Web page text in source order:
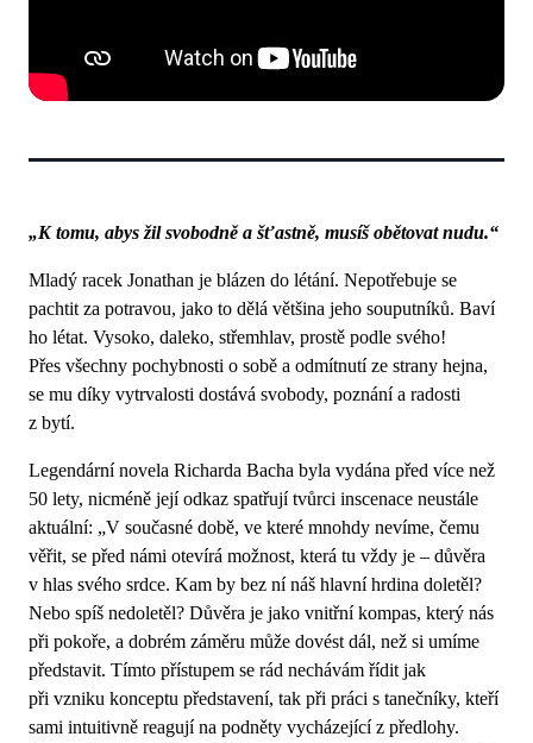
„K tomu, abys žil svobodně a šťastně, musíš obětovat nudu.“
Mladý racek Jonathan je blázen do létání. Nepotřebuje se
pachtit za potravou, jako to dělá většina jeho souputníků. Baví
ho létat. Vysoko, daleko, střemhlav, prostě podle svého!
Přes všechny pochybnosti o sobě a odmítnutí ze strany hejna,
se mu díky vytrvalosti dostává svobody, poznání a radosti
z bytí.
Legendární novela Richarda Bacha byla vydána před více než
50 lety, nicméně její odkaz spatřují tvůrci inscenace neustále
aktuální: „V současné době, ve které mnohdy nevíme, čemu
věřit, se před námi otevírá možnost, která tu vždy je – důvěra
v hlas svého srdce. Kam by bez ní náš hlavní hrdina doletěl?
Nebo spíš nedoletěl? Důvěra je jako vnitřní kompas, který nás
při pokoře, a dobrém záměru může dovést dál, než si umíme
představit. Tímto přístupem se rád nechávám řídit jak
při vzniku konceptu představení, tak při práci s tanečníky, kteří
sami intuitivně reagují na podněty vycházející z předlohy.